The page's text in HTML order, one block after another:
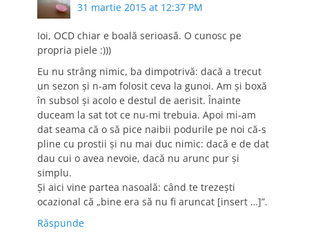
31 martie 2015 at 12:37 PM
Ioi, OCD chiar e boală serioasă. O cunosc pe
propria piele :)))
Eu nu strâng nimic, ba dimpotrivă: dacă a trecut
un sezon și n-am folosit ceva la gunoi. Am și boxă
în subsol și acolo e destul de aerisit. Înainte
duceam la sat tot ce nu-mi trebuia. Apoi mi-am
dat seama că o să pice naibii podurile pe noi că-s
pline cu prostii și nu mai duc nimic: dacă e de dat
dau cui o avea nevoie, dacă nu arunc pur și
simplu.
Și aici vine partea nasoală: când te trezești
ocazional că „bine era să nu fi aruncat [insert …]”.
Răspunde